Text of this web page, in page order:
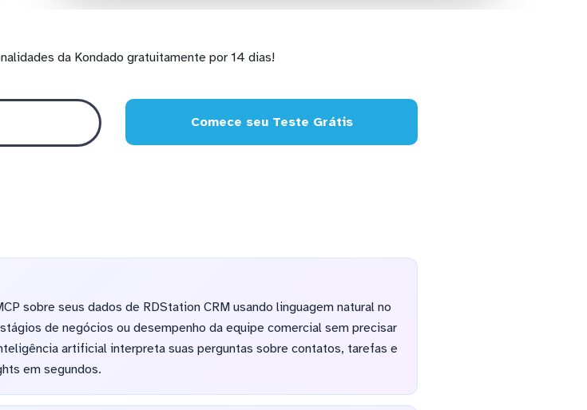
da Kondado gratuitamente por 14 dias!
Comece seu Teste Grátis
sobre seus dados de RDStation CRM usando linguagem natural no
de negócios ou desempenho da equipe comercial sem precisar
artificial interpreta suas perguntas sobre contatos, tarefas e
em segundos.